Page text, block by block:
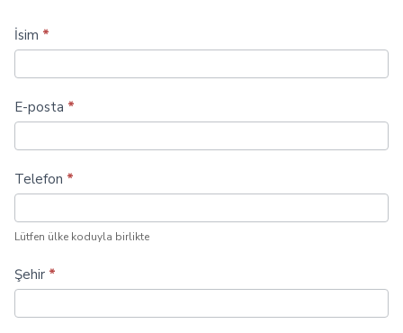
Daha
fazla
padel
edin
İsim *
E-posta *
Telefon *
Lütfen ülke koduyla birlikte
Şehir *